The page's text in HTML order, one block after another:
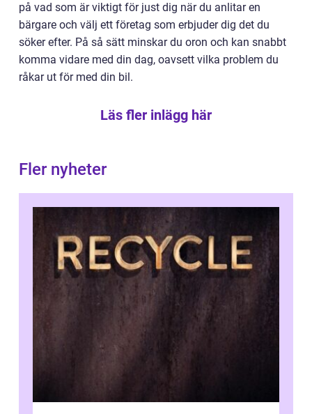
på vad som är viktigt för just dig när du anlitar en
bärgare och välj ett företag som erbjuder dig det du
söker efter. På så sätt minskar du oron och kan snabbt
komma vidare med din dag, oavsett vilka problem du
råkar ut för med din bil.
Läs fler inlägg här
Fler nyheter